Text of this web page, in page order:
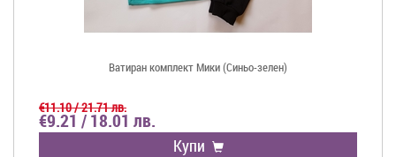
Ватиран комплект Мики (Синьо-зелен)
€11.10 / 21.71 лв.
€9.21 / 18.01 лв.
Купи